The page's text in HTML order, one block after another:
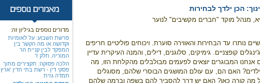
הכן ילדך לבחירות
מנהל מוקד "חברים מקשיבים" לנוער
נותרו עד הבחירות והאווירה סוערת. ויכוחים פוליטיים חריפים
קופצניים. גימיקים, סלוגנים, דילים, והמנה העיקרית עדיין
אנחנו המבוגרים יוצאים לפעמים מבולבלים מהקלחת הזו, מה
האם הם, עִם עולם המושגים הבוסרי שלהם, מסוגלים
מה קורה כאן? האם יש דרך להסביר להם בשפה וברמה שלהם
מדורים נוספים בגיליון זה:
פרשת השבוע: על לאומיות
וקדושה או מה הקשר בין
המפקד לבין קניית הר
המוריה. חלק ז'
הלכה פסוקה: תקצירים מתוך
פסקי דין - רשת בתי הדין 'ארץ
חמדה גזית